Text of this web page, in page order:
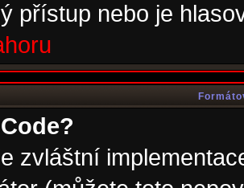
přístup nebo je
zvláštní